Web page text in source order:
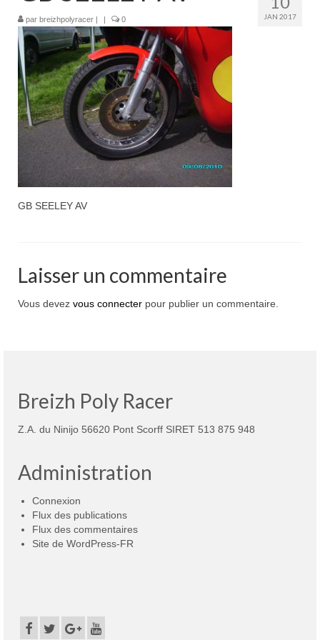
Boutique
Projets en cours
Mon compte
Mon panier
Nous contacter
Nous situer
JAN 2017
par breizhpolyracer 0
GB SEELEY AV
Laisser un commentaire
Vous devez vous connecter pour publier un commentaire.
Breizh Poly Racer
Z.A. du Ninijo 56620 Pont Scorff SIRET 513 875 948
Administration
Connexion
Flux des publications
Flux des commentaires
Site de WordPress-FR